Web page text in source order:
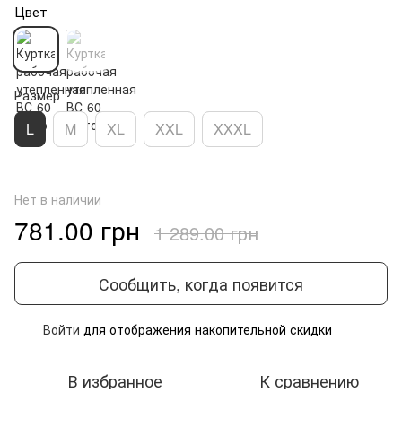
Цвет
Размер
L M XL XXL XXXL
Нет в наличии
781.00 грн 1 289.00 грн
Сообщить, когда появится
Войти для отображения накопительной скидки
В избранное К сравнению